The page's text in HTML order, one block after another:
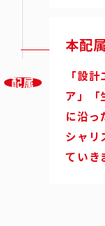
配属
本配属
「設
ア」「
に沿っ
シャリ
ていき